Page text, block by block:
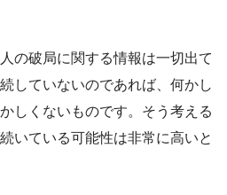
の破局に関する情報は一切出て
していないのであれば、何かし
しくないものです。そう考える
いている可能性は非常に高いと